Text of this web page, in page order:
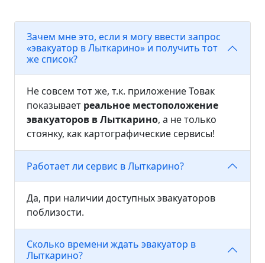
Зачем мне это, если я могу ввести запрос
«эвакуатор в Лыткарино» и получить тот
же список?
Не совсем тот же, т.к. приложение Товак
показывает реальное местоположение
эвакуаторов в Лыткарино, а не только
стоянку, как картографические сервисы!
Работает ли сервис в Лыткарино?
Да, при наличии доступных эвакуаторов
поблизости.
Сколько времени ждать эвакуатор в
Лыткарино?